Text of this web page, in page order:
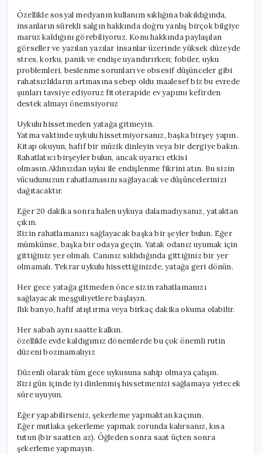
Özellikle sosyal medyanın kullanım sıklığına bakıldığında,
insanların sürekli salgın hakkında doğru yanlış birçok bilgiye
maruz kaldığını görebiliyoruz. Konu hakkında paylaşılan
görseller ve yazılan yazılar insanlar üzerinde yüksek düzeyde
stres, korku, panik ve endişe uyandırırken; fobiler, uyku
problemleri, beslenme sorunları ve obsesif düşünceler gibi
rahatsızlıkların artmasına sebep oldu maalesef biz bu evrede
şunları tavsiye ediyoruz fitoterapide ev yapımı kefirden
destek almayı önemsiyoruz
Uykulu hissetmeden yatağa gitmeyin.
Yatma vaktinde uykulu hissetmiyorsanız, başka birşey yapın.
Kitap okuyun, hafif bir müzik dinleyin veya bir dergiye bakın.
Rahatlatıcı birşeyler bulun, ancak uyarıcı etkisi
olmasın.Aklınızdan uyku ile endişlenme fikrini atın. Bu sizin
vücudunuzun rahatlamasını sağlayacak ve düşüncelerinizi
dağıtacaktır.
Eğer 20 dakika sonra halen uykuya dalamadıysanız, yataktan
çıkın.
Sizin rahatlamanızı sağlayacak başka bir şeyler bulun. Eğer
mümkünse, başka bir odaya geçin. Yatak odanız uyumak için
gittiğiniz yer olmalı. Canınız sıklıdığında gittiğiniz bir yer
olmamalı. Tekrar uykulu hissettiğinizde, yatağa geri dönün.
Her gece yatağa gitmeden önce sizin rahatlamanızı
sağlayacak meşguliyetlere başlayın.
Ilık banyo, hafif atıştırma veya birkaç dakika okuma olabilir.
Her sabah aynı saatte kalkın.
özellikle evde kaldıgımız dönemlerde bu çok önemli rutin
düzeni bozmamalıyız
Düzenli olarak tüm gece uykusuna sahip olmaya çalışın.
Sizi gün içinde iyi dinlenmiş hissetmenizi sağlamaya yetecek
süre uyuyun.
Eğer yapabilirseniz, şekerleme yapmaktan kaçının.
Eğer mutlaka şekerleme yapmak zorunda kalırsanız, kısa
tutun (bir saatten az). Öğleden sonra saat üçten sonra
şekerleme yapmayın.